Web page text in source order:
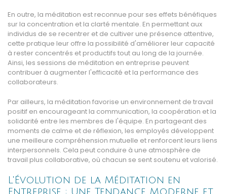
En outre, la méditation est reconnue pour ses effets bénéfiques
sur la concentration et la clarté mentale. En permettant aux
individus de se recentrer et de cultiver une présence attentive,
cette pratique leur offre la possibilité d'améliorer leur capacité
à rester concentrés et productifs tout au long de la journée.
Ainsi, les sessions de méditation en entreprise peuvent
contribuer à augmenter l'efficacité et la performance des
collaborateurs.
Par ailleurs, la méditation favorise un environnement de travail
positif en encourageant la communication, la coopération et la
solidarité entre les membres de l'équipe. En partageant des
moments de calme et de réflexion, les employés développent
une meilleure compréhension mutuelle et renforcent leurs liens
interpersonnels. Cela peut conduire à une atmosphère de
travail plus collaborative, où chacun se sent soutenu et valorisé.
L'Évolution de la Méditation en